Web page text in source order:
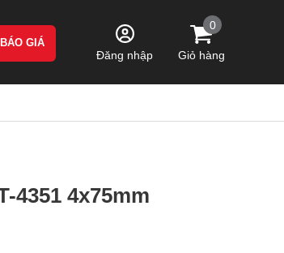
GIÁ
Đăng nhập
0
Giỏ hàng
4351 4x75mm